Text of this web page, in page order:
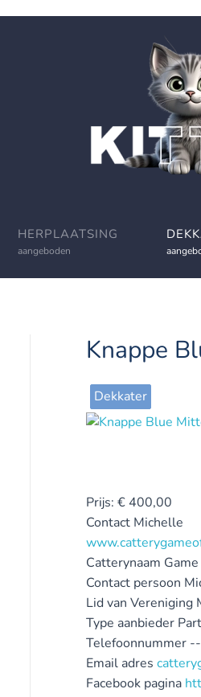
HERPLAATSING
aangeboden
Knappe
Dekkater
Prijs: € 400,00
Contact Michelle
Catterynaam
Contact persoon
Lid van Vereniging
Type aanbieder
Telefoonnummer
Email adres
Facebook pagina